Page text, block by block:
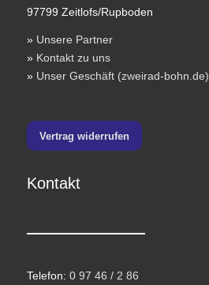
97799 Zeitlofs/Rupboden
» Unsere Partner
» Kontakt zu uns
» Unser Geschäft (zweirad-bohn.de)
Vertrag widerrufen
Kontakt
Telefon: 0 97 46 / 2 86